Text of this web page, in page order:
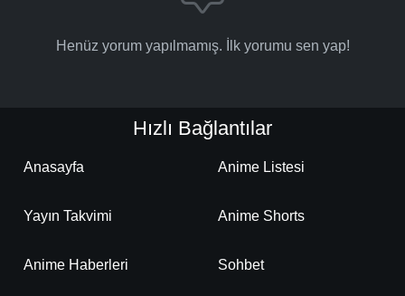
Henüz yorum yapılmamış. İlk yorumu sen yap!
Hızlı Bağlantılar
Anasayfa Anime Listesi
Yayın Takvimi Anime Shorts
Anime Haberleri Sohbet